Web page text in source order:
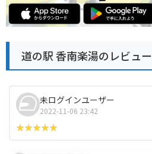
道の駅 香南楽湯のレビュー
未ログインユーザー
2022-11-06 23:42